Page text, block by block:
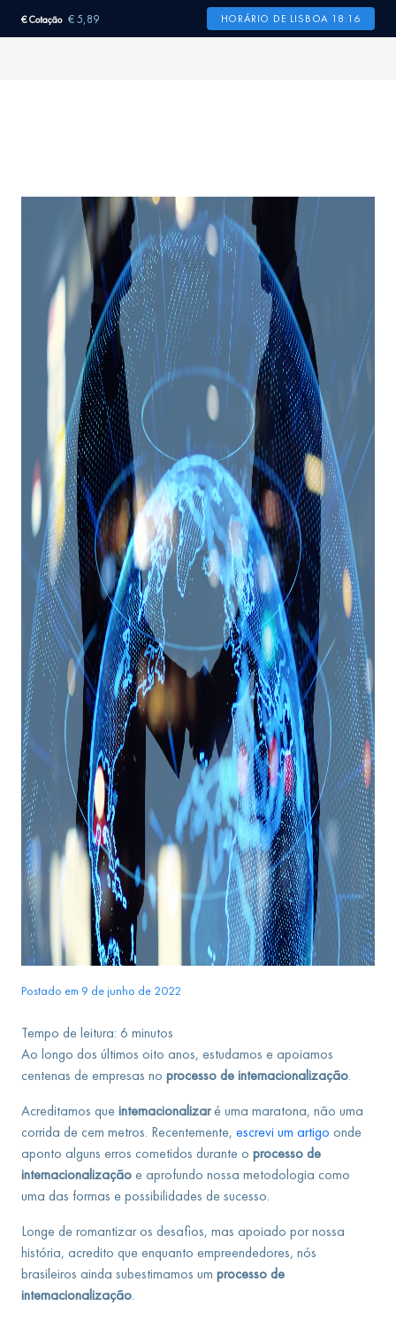
€ Cotação € 5,89 HORÁRIO DE LISBOA 18:16
Postado em 9 de junho de 2022
Tempo de leitura: 6 minutos
Ao longo dos últimos oito anos, estudamos e apoiamos
centenas de empresas no processo de internacionalização.
Acreditamos que internacionalizaré uma maratona, não uma
corrida de cem metros. Recentemente, escrevi um artigo onde
aponto alguns erros cometidos durante o processo de
internacionalização e aprofundo nossa metodologia como
uma das formas e possibilidades de sucesso.
Longe de romantizar os desafios, mas apoiado por nossa
história, acredito que enquanto empreendedores, nós
brasileiros ainda subestimamos um processo de
internacionalização.